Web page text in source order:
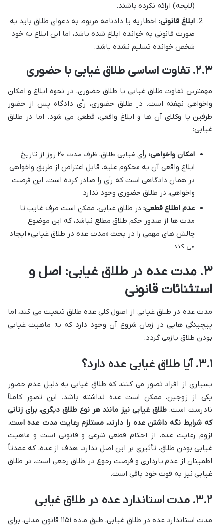
(لایحه) ارائه نکرده باشند.
ابلاغ قانونی: اخطاریه یا دادنامه مربوط به دعوای طلاق باید به
صورت قانونی به خوانده ابلاغ شده باشد، اما این ابلاغ به خود
شخص خوانده تسلیم نشده باشد.
۲.۳. تفاوت اساسی طلاق غیابی با حضوری
مهمترین تفاوت طلاق غیابی با طلاق حضوری، در نحوه ابلاغ و امکان
واخواهی نهفته است. در طلاق حضوری، رأی دادگاه پس از حضور
طرفین یا وکلای آن ها و ابلاغ واقعی، قطعی می شود. اما در طلاق
غیابی:
امکان واخواهی:
رأی غیابی طلاق، ظرف مدت ۲۰ روز از تاریخ
ابلاغ واقعی آن به محکوم علیه، قابل اعتراض از طریق واخواهی
در همان دادگاهی است که رأی را صادر کرده است. این فرصت
واخواهی، در طلاق حضوری وجود ندارد.
عدم اطلاع قطعی: در طلاق غیابی، ممکن است طرف غایب تا
مدت ها از صدور حکم طلاق مطلع نباشد، که این موضوع
چالش های مهمی را در بحث «مدت عده در طلاق غیابی» ایجاد
می کند.
۳. مدت عده در طلاق غیابی: اصل و
استثنائات قانونی
مدت عده در طلاق غیابی از اصول کلی عده طلاق تبعیت می کند، اما
پیچیدگی هایی در زمان شروع آن وجود دارد که به ماهیت غیابی
بودن طلاق بازمی گردد.
۳.۱. آیا طلاق غیابی عده دارد؟
بسیاری از افراد تصور می کنند که طلاق غیابی به دلیل عدم حضور
یکی از زوجین، ممکن است عده نداشته باشد. این تصور کاملاً
نادرست است.طلاق غیابی نیز مانند هر نوع طلاق دیگری، برای زنانی
که شرایط نگه داشتن عده را دارند، مستلزم رعایت مدت عده است.
لزوم رعایت عده، از احکام قطعی شرعی و قانونی است و ماهیت
غیابی بودن طلاق، تأثیری بر این اصل ندارد. هدف از عده، که عمدتاً
اطمینان از عدم بارداری و فرصت رجوع در طلاق رجعی است، در طلاق
غیابی نیز به قوت خود باقی است.
۳.۲. مدت استاندارد عده در طلاق غیابی
مدت استاندارد عده در طلاق غیابی، طبق ماده ۱۱۵۱ قانون مدنی، برای